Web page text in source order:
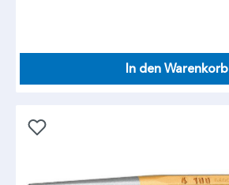
In den Warenkorb